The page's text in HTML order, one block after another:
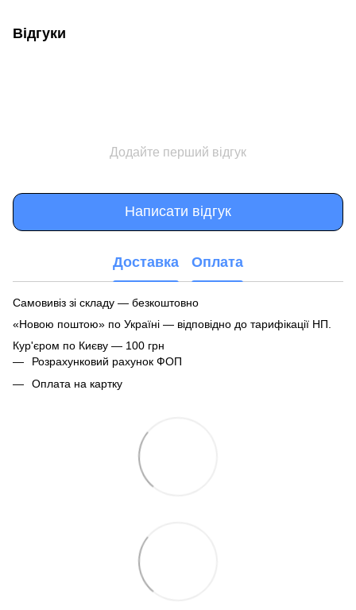
Відгуки
Додайте перший відгук
Написати відгук
Доставка Оплата
Самовивіз зі складу — безкоштовно
«Новою поштою» по Україні — відповідно до тарифікації НП.
Кур'єром по Києву — 100 грн
Розрахунковий рахунок ФОП
Оплата на картку